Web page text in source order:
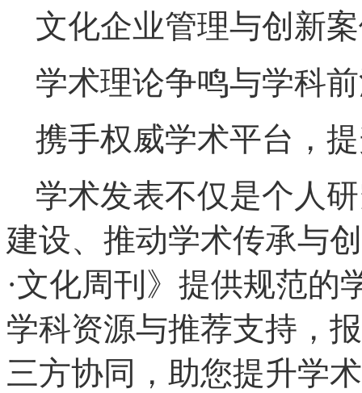
文化企业管理与创新
学术理论争鸣与学科
携手权威学术平台，
学术发表不仅是个人
建设、推动学术传承与
·文化周刊》提供规范的
学科资源与推荐支持，
三方协同，助您提升学